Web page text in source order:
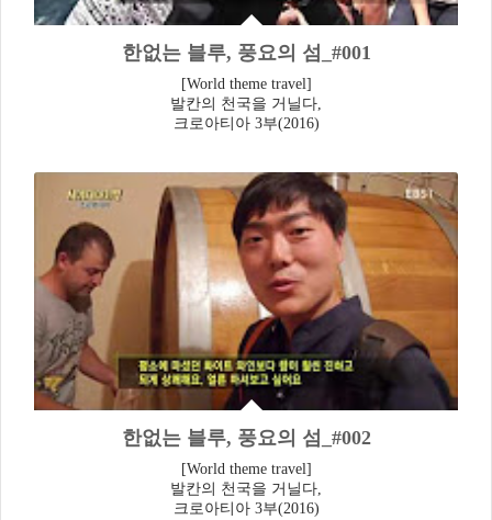
한없는 블루, 풍요의 섬_#001
[World theme travel]
발칸의 천국을 거닐다,
크로아티아 3부(2016)
한없는 블루, 풍요의 섬_#002
[World theme travel]
발칸의 천국을 거닐다,
크로아티아 3부(2016)